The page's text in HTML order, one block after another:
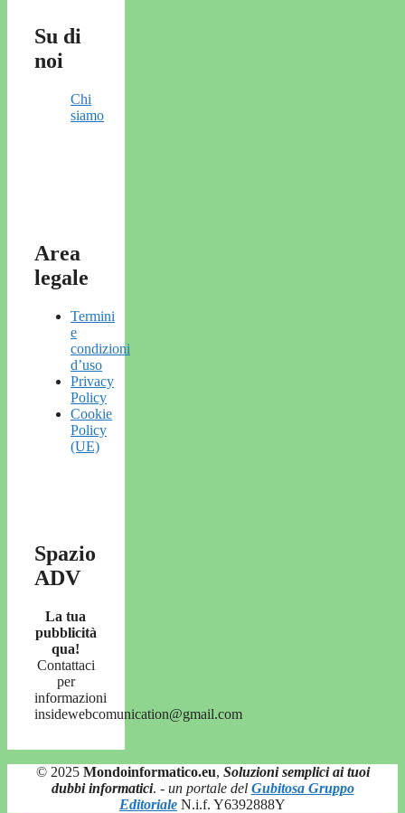
Su di
noi
Chi
siamo
Area
legale
Termini
e
condizioni
d’uso
Privacy
Policy
Cookie
Policy
(UE)
Spazio
ADV
La tua
pubblicità
qua!
Contattaci
per
informazioni
insidewebcomunication@gmail.com
© 2025 Mondoinformatico.eu, Soluzioni semplici ai tuoi
dubbi informatici. - un portale del Gubitosa Gruppo
Editoriale N.i.f. Y6392888Y